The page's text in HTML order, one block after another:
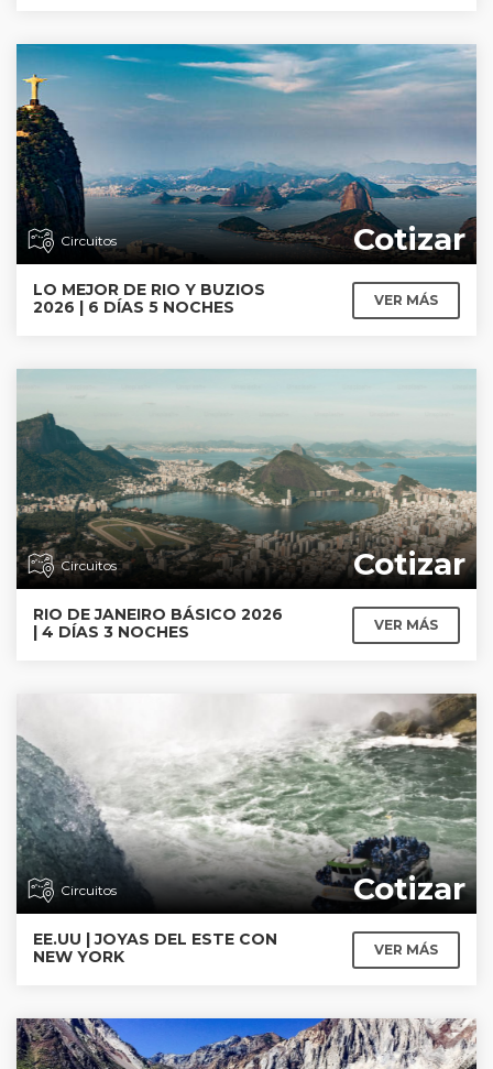
Circuitos Cotizar
LO MEJOR DE RIO Y BUZIOS
2026 | 6 DÍAS 5 NOCHES
VER MÁS
Circuitos Cotizar
RIO DE JANEIRO BÁSICO 2026
| 4 DÍAS 3 NOCHES
VER MÁS
Circuitos Cotizar
EE.UU | JOYAS DEL ESTE CON
NEW YORK
VER MÁS